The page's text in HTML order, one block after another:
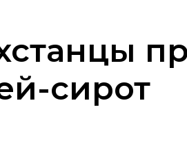
сирот